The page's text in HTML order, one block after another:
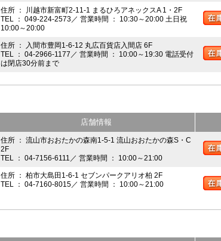
住所 ： 川越市新富町2-11-1 まるひろアネックスA 1・2F
TEL ： 049-224-2573／ 営業時間 ： 10:30～20:00 土日祝
10:00～20:00
住所 ： 入間市豊岡1-6-12 丸広百貨店入間店 6F
TEL ： 04-2966-1177／ 営業時間 ： 10:00～19:30 電話受付
は閉店30分前まで
店舗情報
住所 ： 流山市おおたかの森南1-5-1 流山おおたかの森S・C
2F
TEL ： 04-7156-6111／ 営業時間 ： 10:00～21:00
住所 ： 柏市大島田1-6-1 セブンパークアリオ柏 2F
TEL ： 04-7160-8015／ 営業時間 ： 10:00～21:00